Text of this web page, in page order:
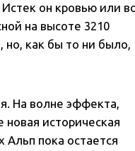
он кровью или
на высоте 3210
как бы то ни было,
На волне эффекта,
историческая
пока остается